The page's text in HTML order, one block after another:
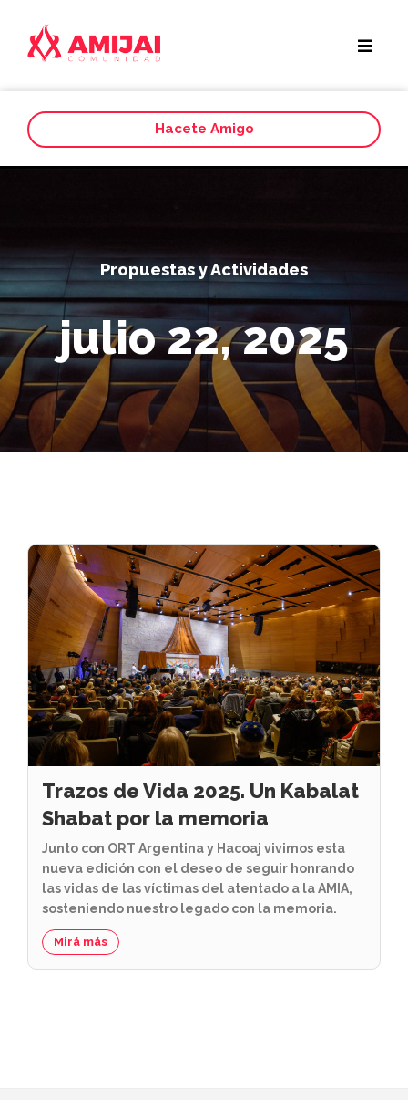
Hacete Amigo
Propuestas y Actividades
julio 22, 2025
Trazos de Vida 2025. Un Kabalat
Shabat por la memoria
Junto con ORT Argentina y Hacoaj vivimos esta
nueva edición con el deseo de seguir honrando
las vidas de las víctimas del atentado a la AMIA,
sosteniendo nuestro legado con la memoria.
Mirá más